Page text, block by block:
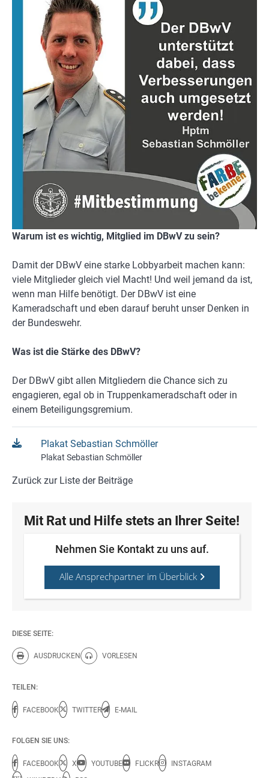
Warum ist es wichtig, Mitglied im DBwV zu sein?
Damit der DBwV eine starke Lobbyarbeit machen kann:
viele Mitglieder gleich viel Macht! Und weil jemand da ist,
wenn man Hilfe benötigt. Der DBwV ist eine
Kameradschaft und eben darauf beruht unser Denken in
der Bundeswehr.
Was ist die Stärke des DBwV?
Der DBwV gibt allen Mitgliedern die Chance sich zu
engagieren, egal ob in Truppenkameradschaft oder in
einem Beteiligungsgremium.
Plakat Sebastian Schmöller
Plakat Sebastian Schmöller
Zurück zur Liste der Beiträge
Mit Rat und Hilfe stets an Ihrer Seite!
Nehmen Sie Kontakt zu uns auf.
Alle Ansprechpartner im Überblick
DIESE SEITE:
AUSDRUCKEN
Diese Seite drucken.
VORLESEN
Diese Seite vorlesen.
TEILEN:
FACEBOOK TWITTER E-MAIL
FOLGEN SIE UNS:
FACEBOOK X YOUTUBE FLICKR
INSTAGRAM